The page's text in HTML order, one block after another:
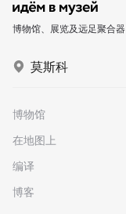
博物馆、展览及远足聚合器
莫斯科
博物馆
在地图上
编译
博客